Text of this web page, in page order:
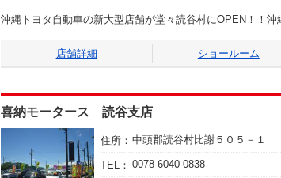
沖縄トヨタ自動車の新大型店舗が堂々読谷村にOPEN！！
店舗詳細 ショールーム
喜納モータース 読谷支店
住所： 中頭郡読谷村比謝５０５－１
TEL： 0078-6040-0838